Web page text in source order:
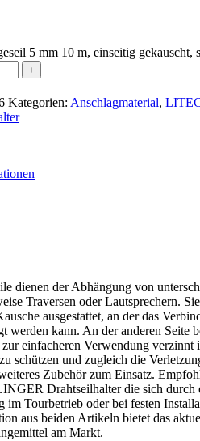
5 mm 10 m, einseitig gekauscht,
Kategorien: Anschlagmaterial,
dienen der Abhängung von
Traversen oder Lautsprechern.
ausgestattet, an der das
werden kann. An der anderen Seite
einfacheren Verwendung verzinnt
schützen und zugleich die
Zubehör zum Einsatz.
Drahtseilhalter die sich durch
im Tourbetrieb oder bei festen
aus beiden Artikeln bietet das
am Markt.